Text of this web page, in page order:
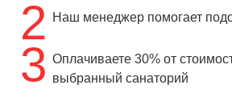
2 Наш менеджер помогает
3 Оплачиваете 30% от
выбранный санаторий